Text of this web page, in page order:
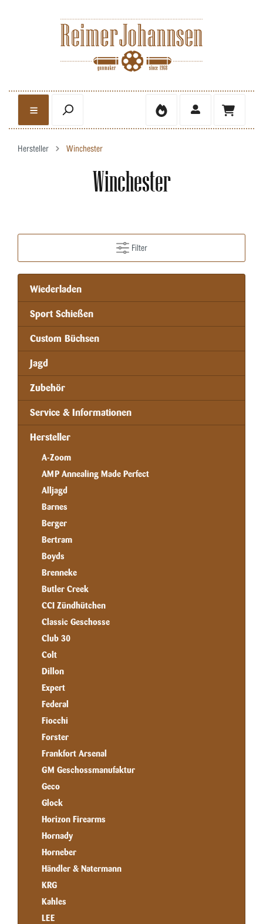
Hersteller Winchester
Winchester
Filter
Wiederladen
Sport Schießen
Custom Büchsen
Jagd
Zubehör
Service & Informationen
Hersteller
A-Zoom
AMP Annealing Made Perfect
Alljagd
Barnes
Berger
Bertram
Boyds
Brenneke
Butler Creek
CCI Zündhütchen
Classic Geschosse
Club 30
Colt
Dillon
Expert
Federal
Fiocchi
Forster
Frankfort Arsenal
GM Geschossmanufaktur
Geco
Glock
Horizon Firearms
Hornady
Horneber
Händler & Natermann
KRG
Kahles
LEE